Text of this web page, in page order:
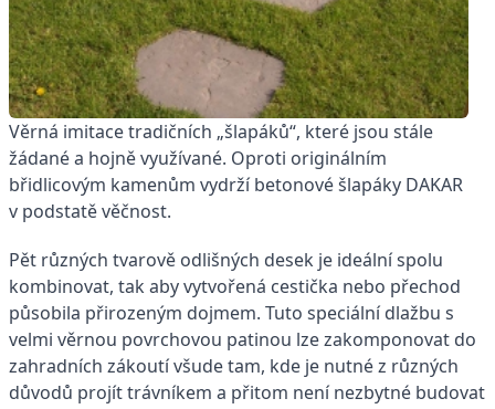
Věrná imitace tradičních „šlapáků“, které jsou stále
žádané a hojně využívané. Oproti originálním
břidlicovým kamenům vydrží betonové šlapáky DAKAR
v podstatě věčnost.
Pět různých tvarově odlišných desek je ideální spolu
kombinovat, tak aby vytvořená cestička nebo přechod
působila přirozeným dojmem. Tuto speciální dlažbu s
velmi věrnou povrchovou patinou lze zakomponovat do
zahradních zákoutí všude tam, kde je nutné z různých
důvodů projít trávníkem a přitom není nezbytné budovat